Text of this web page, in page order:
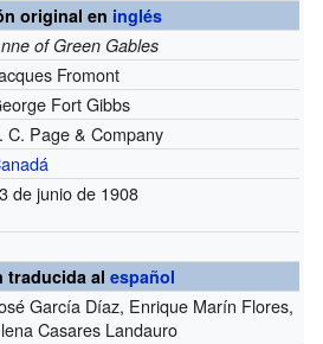
original en inglés
of Green Gables
Fromont
Fort Gibbs
C. Page & Company
de junio de 1908
traducida al español
García Díaz, Enrique Marín Flores,
Casares Landauro